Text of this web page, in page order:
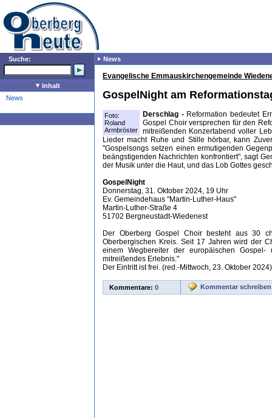
Suche:
Inhalt
News
News
Evangelische Emmauskirchengemeinde
GospelNight am
Foto:
Roland
Armbröster
Derschlag -Reformation bedeutet
Gospel Choir versprechen für den
mitreißenden Konzertabend voller
Lieder macht Ruhe und Stille hörbar, kann
"Gospelsongs setzen einen ermutigenden
beängstigenden Nachrichten konfrontiert", sagt
der Musik unter die Haut, und das Lob Gottes
GospelNight
Donnerstag, 31. Oktober 2024, 19 Uhr
Ev. Gemeindehaus "Martin-Luther-Haus"
Martin-Luther-Straße 4
51702 Bergneustadt-Wiedenest
Der Oberberg Gospel Choir besteht aus 30
Oberbergischen Kreis. Seit 17 Jahren wird der
einem Wegbereiter der europäischen
mitreißendes Erlebnis."
Der Eintritt ist frei. (red.-Mittwoch, 23. Oktober 2024)
Kommentare: 0 Kommentar schreiben